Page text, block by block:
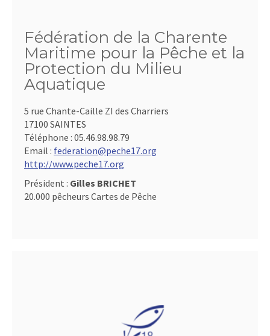
Fédération de la Charente
Maritime pour la Pêche et la
Protection du Milieu
Aquatique
5 rue Chante-Caille ZI des Charriers
17100 SAINTES
Téléphone : 05.46.98.98.79
Email : federation@peche17.org
http://www.peche17.org
Président : Gilles BRICHET
20.000 pêcheurs Cartes de Pêche